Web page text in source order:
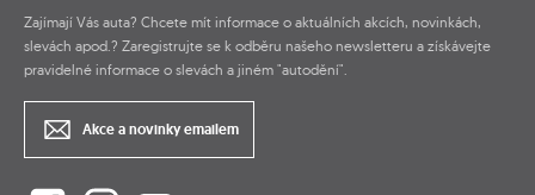
Zajímají Vás auta? Chcete mít informace o aktuálních akcích, novinkách,
slevách apod.? Zaregistrujte se k odběru našeho newsletteru a získávejte
pravidelné informace o slevách a jiném "autodění".
Akce a novinky emailem